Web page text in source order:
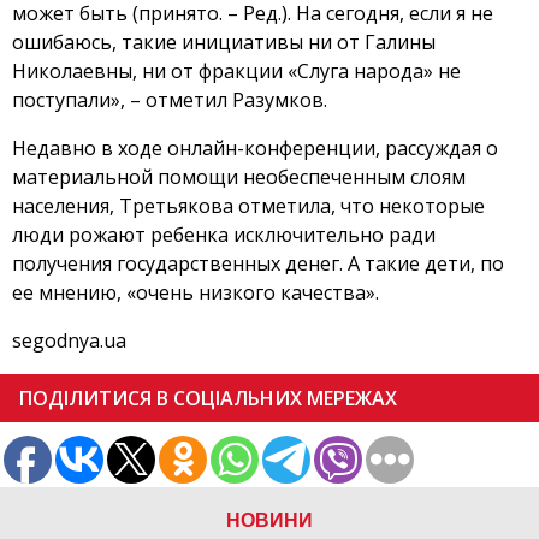
НОВИНИ
может быть (принято. – Ред.). На сегодня, если я не
ошибаюсь, такие инициативы ни от Галины
Николаевны, ни от фракции «Слуга народа» не
поступали», – отметил Разумков.
Недавно в ходе онлайн-конференции, рассуждая о
материальной помощи необеспеченным слоям
населения, Третьякова отметила, что некоторые
люди рожают ребенка исключительно ради
получения государственных денег. А такие дети, по
ее мнению, «очень низкого качества».
segodnya.ua
ПОДІЛИТИСЯ В СОЦІАЛЬНИХ МЕРЕЖАХ